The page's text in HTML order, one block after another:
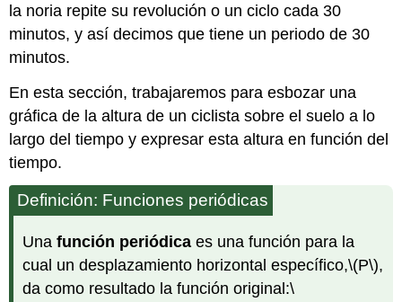
la noria repite su revolución o un ciclo cada 30
minutos, y así decimos que tiene un periodo de 30
minutos.
En esta sección, trabajaremos para esbozar una
gráfica de la altura de un ciclista sobre el suelo a lo
largo del tiempo y expresar esta altura en función del
tiempo.
Definición: Funciones periódicas
Unafunción periódica es una función para la
cual un desplazamiento horizontal específico,\(P\),
da como resultado la función original:\